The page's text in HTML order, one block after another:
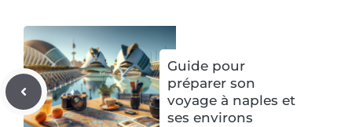
Guide pour
préparer son
voyage à naples et
ses environs